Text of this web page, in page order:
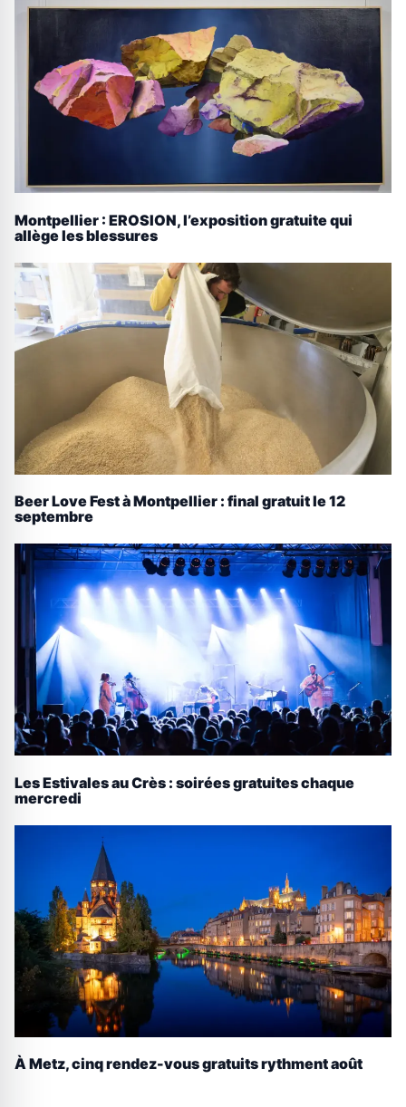
Montpellier : EROSION, l’exposition gratuite qui
allège les blessures
Beer Love Fest à Montpellier : final gratuit le 12
septembre
Les Estivales au Crès : soirées gratuites chaque
mercredi
À Metz, cinq rendez-vous gratuits rythment août